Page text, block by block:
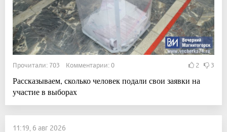
Прочитали: 703 Комментарии: 0 2 3
Рассказываем, сколько человек подали свои заявки на
участие в выборах
11:19, 6 авг 2026